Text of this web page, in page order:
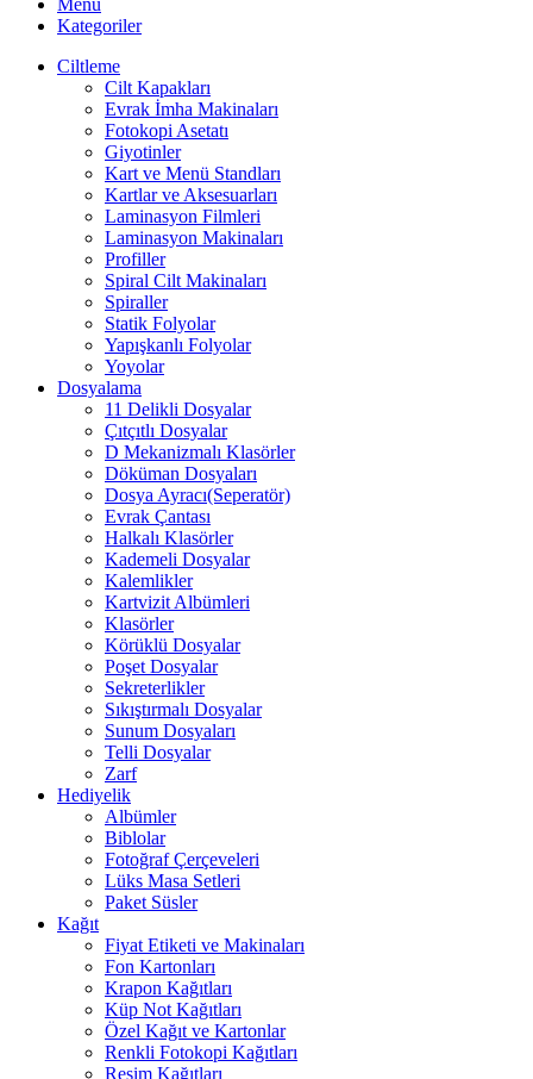
Kategoriler
Ciltleme
Cilt Kapakları
Evrak İmha Makinaları
Fotokopi Asetatı
Giyotinler
Kart ve Menü Standları
Kartlar ve Aksesuarları
Laminasyon Filmleri
Laminasyon Makinaları
Profiller
Spiral Cilt Makinaları
Spiraller
Statik Folyolar
Yapışkanlı Folyolar
Yoyolar
Dosyalama
11 Delikli Dosyalar
Çıtçıtlı Dosyalar
D Mekanizmalı Klasörler
Döküman Dosyaları
Dosya Ayracı(Seperatör)
Evrak Çantası
Halkalı Klasörler
Kademeli Dosyalar
Kalemlikler
Kartvizit Albümleri
Klasörler
Körüklü Dosyalar
Poşet Dosyalar
Sekreterlikler
Sıkıştırmalı Dosyalar
Sunum Dosyaları
Telli Dosyalar
Zarf
Hediyelik
Albümler
Biblolar
Fotoğraf Çerçeveleri
Lüks Masa Setleri
Paket Süsler
Kağıt
Fiyat Etiketi ve Makinaları
Fon Kartonları
Krapon Kağıtları
Küp Not Kağıtları
Özel Kağıt ve Kartonlar
Renkli Fotokopi Kağıtları
Resim Kağıtları